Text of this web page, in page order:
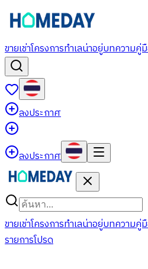
ขายเช่าโครงการทำเลน่าอยู่บทความคู่
ลงประกาศ
ลงประกาศ
ขายเช่าโครงการทำเลน่าอยู่บทความคู่
รายการโปรด